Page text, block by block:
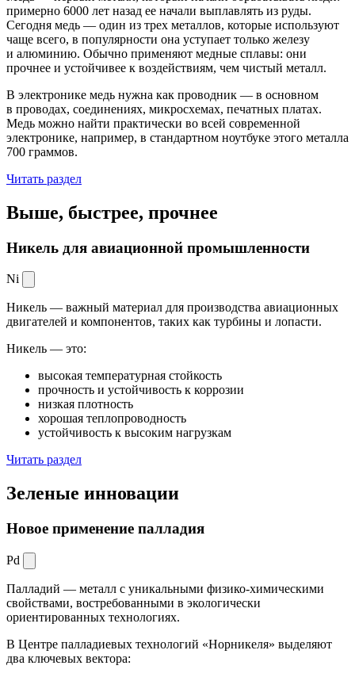
примерно 6000 лет назад ее начали выплавлять из руды.
Сегодня медь — один из трех металлов, которые используют
чаще всего, в популярности она уступает только железу
и алюминию. Обычно применяют медные сплавы: они
прочнее и устойчивее к воздействиям, чем чистый металл.
В электронике медь нужна как проводник — в основном
в проводах, соединениях, микросхемах, печатных платах.
Медь можно найти практически во всей современной
электронике, например, в стандартном ноутбуке этого металла
700 граммов.
Читать раздел
Выше, быстрее, прочнее
Никель для авиационной промышленности
Ni
Никель — важный материал для производства авиационных
двигателей и компонентов, таких как турбины и лопасти.
Никель — это:
высокая температурная стойкость
прочность и устойчивость к коррозии
низкая плотность
хорошая теплопроводность
устойчивость к высоким нагрузкам
Читать раздел
Зеленые инновации
Новое применение палладия
Pd
Палладий — металл с уникальными физико-химическими
свойствами, востребованными в экологически
ориентированных технологиях.
В Центре палладиевых технологий «Норникеля» выделяют
два ключевых вектора: